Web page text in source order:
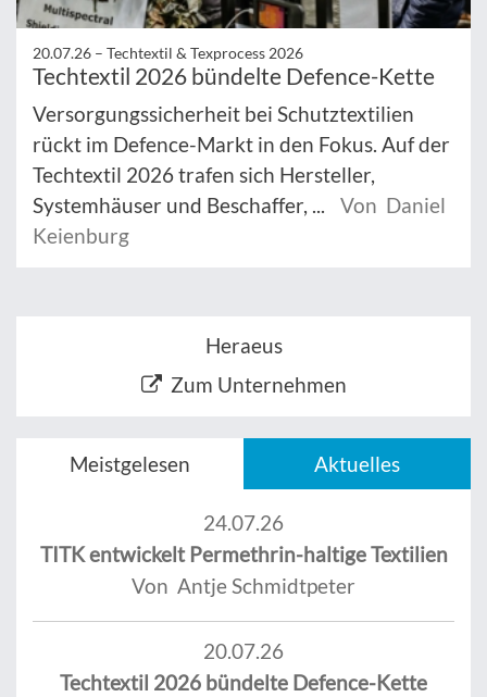
20.07.26 – Techtextil & Texprocess 2026
Techtextil 2026 bündelte Defence-Kette
Versorgungssicherheit bei Schutztextilien
rückt im Defence-Markt in den Fokus. Auf der
Techtextil 2026 trafen sich Hersteller,
Systemhäuser und Beschaffer, ...
Von Daniel
Keienburg
Heraeus
Zum Unternehmen
Meistgelesen Aktuelles
24.07.26
TITK entwickelt Permethrin-haltige Textilien
Von Antje Schmidtpeter
20.07.26
Techtextil 2026 bündelte Defence-Kette